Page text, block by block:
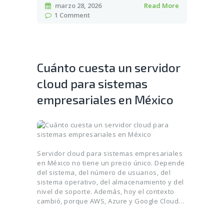
marzo 28, 2026
1 Comment
Read More
Cuánto cuesta un servidor
cloud para sistemas
empresariales en México
Servidor cloud para sistemas empresariales
en México no tiene un precio único. Depende
del sistema, del número de usuarios, del
sistema operativo, del almacenamiento y del
nivel de soporte. Además, hoy el contexto
cambió, porque AWS, Azure y Google Cloud…